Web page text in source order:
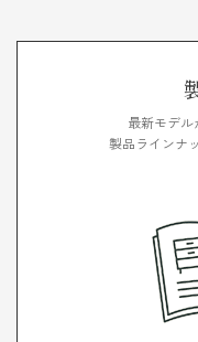
最新モデル
製品ラインナ